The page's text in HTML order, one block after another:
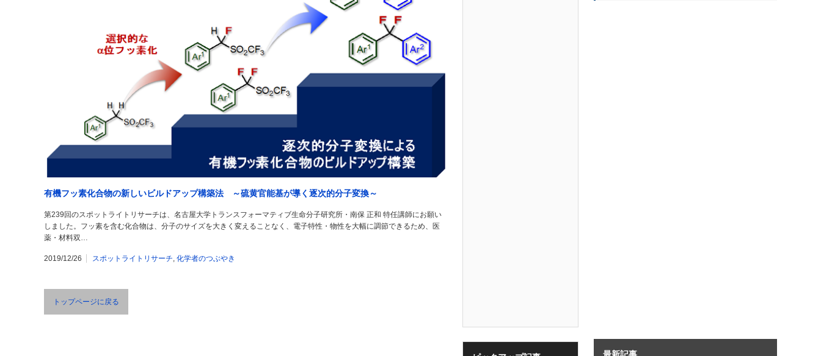
有機フッ素化合物の新しいビルドアップ構築法 ～硫黄官能基が導く逐次的分子変換～
第239回のスポットライトリサーチは、名古屋大学トランスフォーマティブ生命分子研究所・南保 正和 特任講師にお願い
しました。フッ素を含む化合物は、分子のサイズを大きく変えることなく、電子特性・物性を大幅に調節できるため、医
薬・材料双…
2019/12/26 スポットライトリサーチ, 化学者のつぶやき
トップページに戻る